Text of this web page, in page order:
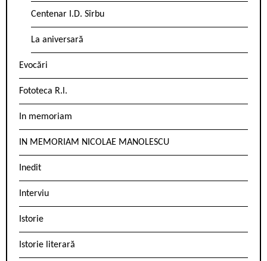
Centenar I.D. Sîrbu
La aniversară
Evocări
Fototeca R.l.
In memoriam
IN MEMORIAM NICOLAE MANOLESCU
Inedit
Interviu
Istorie
Istorie literară